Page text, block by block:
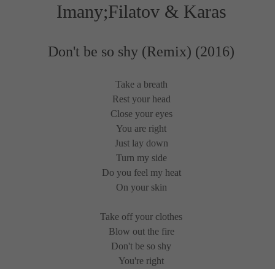
Imany;Filatov & Karas
Don't be so shy (Remix) (2016)
Take a breath
Rest your head
Close your eyes
You are right
Just lay down
Turn my side
Do you feel my heat
On your skin
Take off your clothes
Blow out the fire
Don't be so shy
You're right